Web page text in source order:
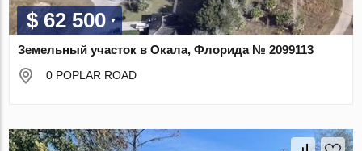
$ 62 500
Земельный участок в Окала, Флорида № 2099113
0 POPLAR ROAD